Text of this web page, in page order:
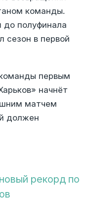
команды.
полуфинала
сезон в первой
первым
начнёт
матчем
должен
рекорд по